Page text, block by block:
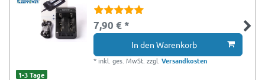
7,90 € *
In den Warenkorb
* inkl. ges. MwSt. zzgl.Versandkosten
1-3 Tage